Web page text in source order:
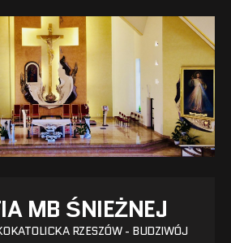
MB ŚNIEŻNEJ
RZESZÓW - BUDZIWÓJ